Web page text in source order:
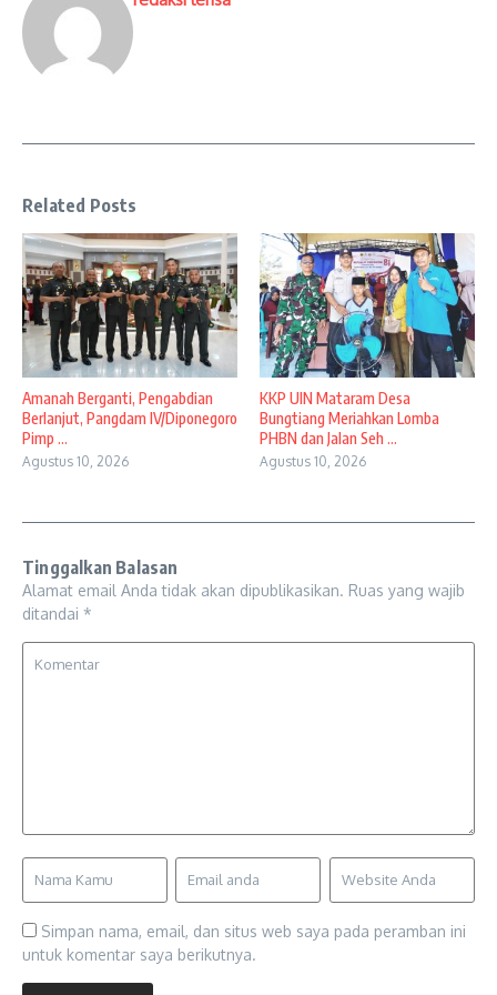
Related Posts
Amanah Berganti, Pengabdian
Berlanjut, Pangdam IV/Diponegoro
Pimp ...
Agustus 10, 2026
KKP UIN Mataram Desa
Bungtiang Meriahkan Lomba
PHBN dan Jalan Seh ...
Agustus 10, 2026
Tinggalkan Balasan
Alamat email Anda tidak akan dipublikasikan. Ruas yang wajib
ditandai *
Simpan nama, email, dan situs web saya pada peramban ini
untuk komentar saya berikutnya.